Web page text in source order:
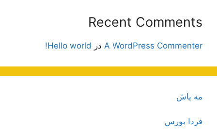
Recent Comments
A WordPress Commenter در Hello world!
مه پاش
فردا بورس